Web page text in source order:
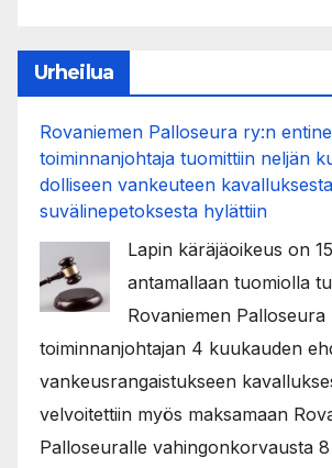
Urheilua
Rovaniemen Palloseura ry:n
toiminnanjohtaja tuo­mit­tiin neljän
dol­li­seen van­keu­teen
su­vä­li­ne­pe­tok­ses­ta hy­lät­tiin
Lapin käräjäoikeus on
antamallaan tuomiolla
Rovaniemen
toiminnanjohtajan 4 kuukauden
vankeusrangaistukseen
velvoitettiin myös maksamaan
Palloseuralle vahingonkorvausta